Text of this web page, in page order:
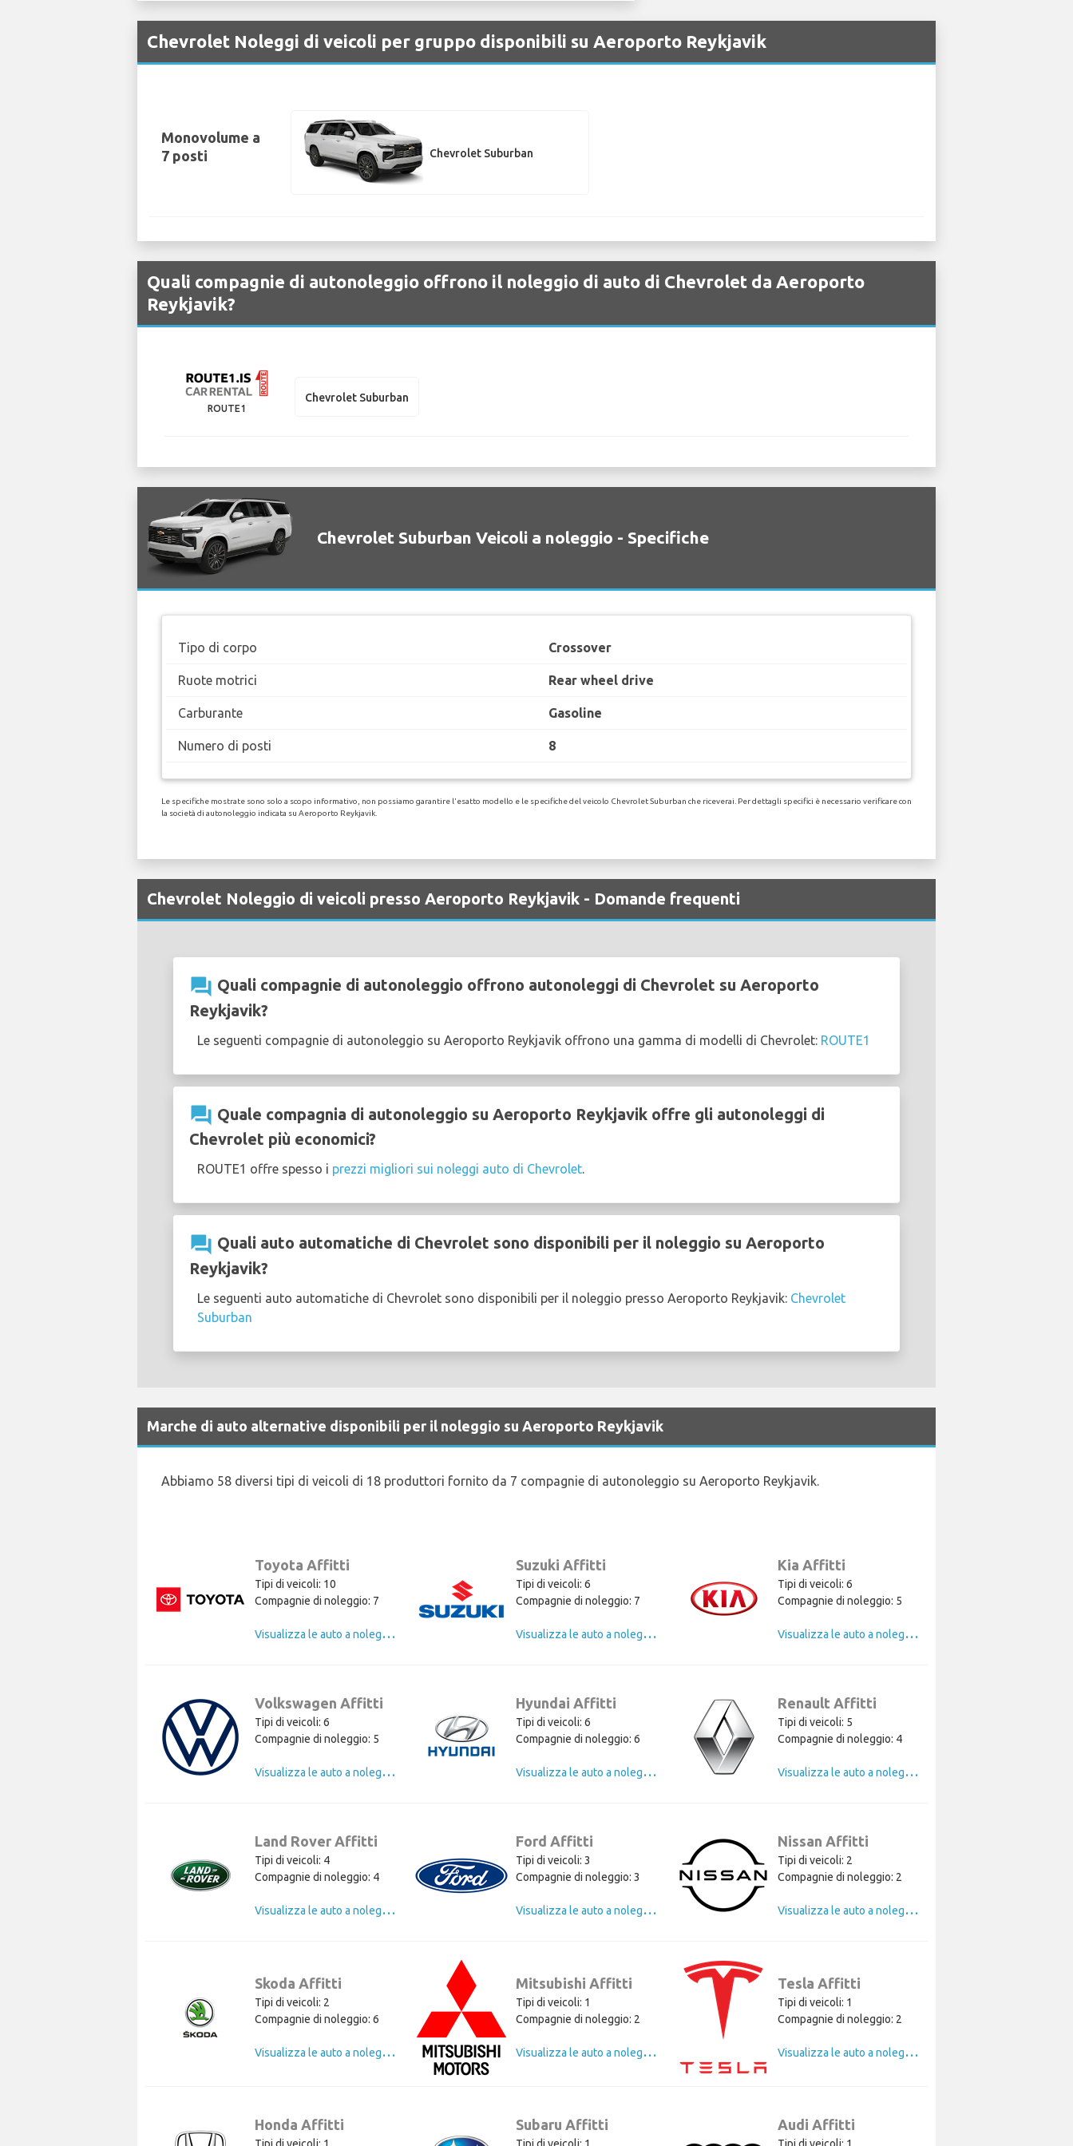
Chevrolet Noleggi di veicoli per gruppo disponibili su Aeroporto Reykjavik
Monovolume a
7 posti
Chevrolet Suburban
Quali compagnie di autonoleggio offrono il noleggio di auto di Chevrolet da Aeroporto
Reykjavik?
ROUTE1
Chevrolet Suburban
Chevrolet Suburban Veicoli a noleggio - Specifiche
Tipo di corpo Crossover
Ruote motrici Rear wheel drive
Carburante Gasoline
Numero di posti 8
Le specifiche mostrate sono solo a scopo informativo, non possiamo garantire l'esatto modello e le specifiche del veicolo Chevrolet Suburban che riceverai. Per dettagli specifici è necessario verificare con
la società di autonoleggio indicata su Aeroporto Reykjavik.
Chevrolet Noleggio di veicoli presso Aeroporto Reykjavik - Domande frequenti
question_answer Quali compagnie di autonoleggio offrono autonoleggi di Chevrolet su Aeroporto
Reykjavik?
Le seguenti compagnie di autonoleggio su Aeroporto Reykjavik offrono una gamma di modelli di Chevrolet: ROUTE1
question_answer Quale compagnia di autonoleggio su Aeroporto Reykjavik offre gli autonoleggi di
Chevrolet più economici?
ROUTE1 offre spesso i prezzi migliori sui noleggi auto di Chevrolet.
question_answer Quali auto automatiche di Chevrolet sono disponibili per il noleggio su Aeroporto
Reykjavik?
Le seguenti auto automatiche di Chevrolet sono disponibili per il noleggio presso Aeroporto Reykjavik: Chevrolet
Suburban
Marche di auto alternative disponibili per il noleggio su Aeroporto Reykjavik
Abbiamo 58 diversi tipi di veicoli di 18 produttori fornito da 7 compagnie di autonoleggio su Aeroporto Reykjavik.
Toyota Affitti
Tipi di veicoli: 10
Compagnie di noleggio: 7
V
isualizza le auto a noleggio di Toyota
Suzuki Affitti
Tipi di veicoli: 6
Compagnie di noleggio: 7
V
isualizza le auto a noleggio di Suzuki
Kia Affitti
Tipi di veicoli: 6
Compagnie di noleggio: 5
V
isualizza le auto a noleggio di Kia
Volkswagen Affitti
Tipi di veicoli: 6
Compagnie di noleggio: 5
V
isualizza le auto a noleggio di Volkswagen
Hyundai Affitti
Tipi di veicoli: 6
Compagnie di noleggio: 6
V
isualizza le auto a noleggio di Hyundai
Renault Affitti
Tipi di veicoli: 5
Compagnie di noleggio: 4
V
isualizza le auto a noleggio di Renault
Land Rover Affitti
Tipi di veicoli: 4
Compagnie di noleggio: 4
V
isualizza le auto a noleggio di Land Rover
Ford Affitti
Tipi di veicoli: 3
Compagnie di noleggio: 3
V
isualizza le auto a noleggio di Ford
Nissan Affitti
Tipi di veicoli: 2
Compagnie di noleggio: 2
V
isualizza le auto a noleggio di Nissan
Skoda Affitti
Tipi di veicoli: 2
Compagnie di noleggio: 6
V
isualizza le auto a noleggio di Skoda
Mitsubishi Affitti
Tipi di veicoli: 1
Compagnie di noleggio: 2
V
isualizza le auto a noleggio di Mitsubishi
Tesla Affitti
Tipi di veicoli: 1
Compagnie di noleggio: 2
V
isualizza le auto a noleggio di Tesla
Honda Affitti Subaru Affitti Audi Affitti